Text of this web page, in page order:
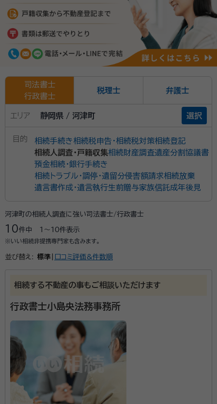
司法書士
行政書士
税理士 弁護士
エリア 静岡県 / 河津町 選択
目的 相続手続き相続税申告・相続税対策相続登記
相続人調査・戸籍収集相続財産調査遺産分割協議書
預金相続・銀行手続き
相続トラブル・調停・遺留分侵害額請求相続放棄
遺言書作成・遺言執行生前贈与家族信託成年後見
河津町の相続人調査に強い司法書士/行政書士
10件中 1〜10件表示
※いい相続非提携専門家も含みます。
並び替え: 標準 口コミ評価&件数順
相続する不動産の事もご相談いただけます
行政書士小島央法務事務所